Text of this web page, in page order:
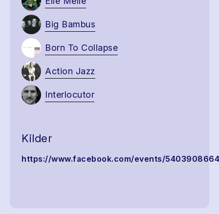
Big Bambus
Born To Collapse
Action Jazz
Interlocutor
Kilder
https://www.facebook.com/events/